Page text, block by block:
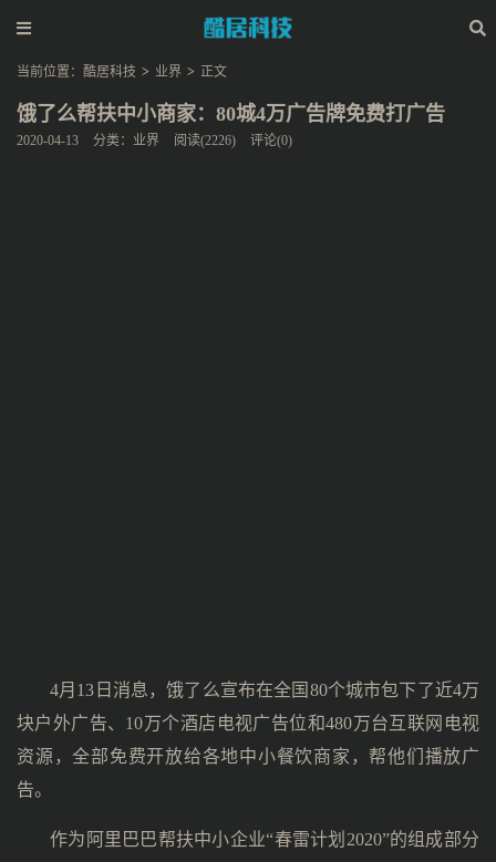
当前位置： 酷居科技 > 业界 > 正文
饿了么帮扶中小商家：80城4万广告牌免费打广告
2020-04-13 分类： 业界 阅读(2226) 评论(0)
4月13日消息，饿了么宣布在全国80个城市包下了近4万
块户外广告、10万个酒店电视广告位和480万台互联网电视
资源，全部免费开放给各地中小餐饮商家，帮他们播放广
告。
作为阿里巴巴帮扶中小企业“春雷计划2020”的组成部分